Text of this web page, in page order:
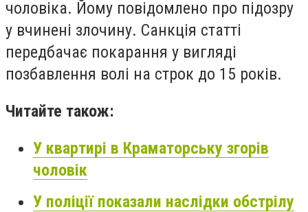
чоловіка. Йому повідомлено про підозру
у вчинені злочину. Санкція статті
передбачає покарання у вигляді
позбавлення волі на строк до 15 років.
Читайте також:
У квартирі в Краматорську згорів
чоловік
У поліції показали наслідки обстрілу